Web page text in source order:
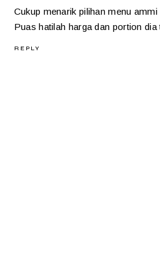
Cukup menarik pilihan menu
Puas hatilah harga dan portion dia
REPLY